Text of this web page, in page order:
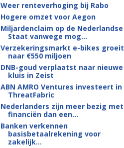
Weer renteverhoging bij Rabo
Hogere omzet voor Aegon
Miljardenclaim op de Nederlandse
Staat vanwege mog...
Verzekeringsmarkt e-bikes groeit
naar €550 miljoen
DNB-goud verplaatst naar nieuwe
kluis in Zeist
ABN AMRO Ventures investeert in
ThreatFabric
Nederlanders zijn meer bezig met
financiën dan een...
Banken verkennen
basisbetaalrekening voor
zakelijk...